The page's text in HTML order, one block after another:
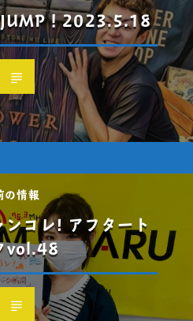
JUMP！2023.5.18
の情報
コレ! アフタート
vol.48